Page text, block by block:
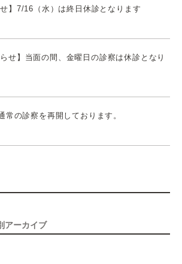
せ】7/16（水）は終日休診となります
せ】当面の間、金曜日の診察は休診となり
常の診察を再開しております。
アーカイブ